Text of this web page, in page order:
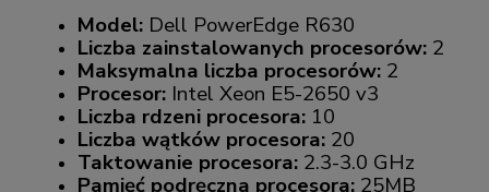
Model: Dell PowerEdge R630
Liczba zainstalowanych procesorów: 2
Maksymalna liczba procesorów: 2
Procesor: Intel Xeon E5-2650 v3
Liczba rdzeni procesora: 10
Liczba wątków procesora: 20
Taktowanie procesora: 2.3-3.0 GHz
Pamięć podręczna procesora: 25MB